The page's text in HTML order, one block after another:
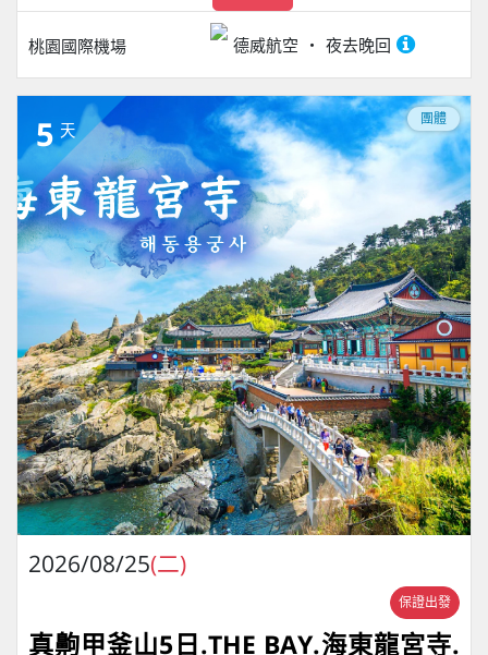
桃園國際機場 德威航空 夜去晚回
5 天
團體
2026/08/25(二)
保證出發
真齁甲釜山5日.THE BAY.海東龍宮寺.